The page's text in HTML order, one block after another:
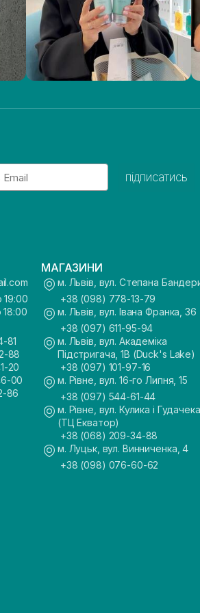
підписатись
19:00
18:00
81
88
20
00
86
МАГАЗИНИ
м. Львів, вул. Степана
+38 (098) 778-13-79
м. Львів, вул. Івана Франка, 36
+38 (097) 611-95-94
м. Львів, вул. Академіка
Підстригача, 1В (Duck's Lake)
+38 (097) 101-97-16
м. Рівне, вул. 16-го Липня, 15
+38 (097) 544-61-44
м. Рівне, вул. Кулика і
(ТЦ Екватор)
+38 (068) 209-34-88
м. Луцьк, вул. Винниченка, 4
+38 (098) 076-60-62